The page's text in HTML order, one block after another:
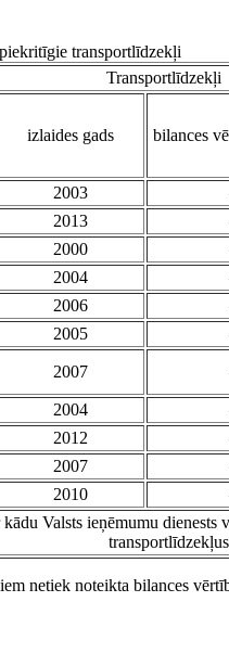
transportlīdzekļi
Transportlīdzekļi
izlaides gads bilances
2003
2013
2000
2004
2006
2005
2007
2004
2012
2007
2010
Valsts ieņēmumu dienests
netiek noteikta bilances